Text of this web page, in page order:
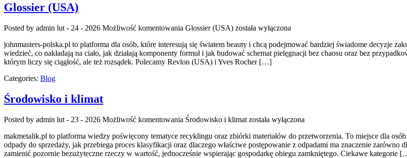
Glossier (USA)
Posted by admin lut - 24 - 2026 Możliwość komentowania Glossier (USA) została wyłączona
johnmasters-polska.pl to platforma dla osób, które interesują się światem beauty i chcą podejmować bardziej świadome decyzje
wiedzieć, co nakładają na ciało, jak działają komponenty formuł i jak budować schemat pielęgnacji bez chaosu oraz bez
którym liczy się ciągłość, ale też rozsądek. Polecamy Revlon (USA) i Yves Rocher […]
Categories: Blog
Środowisko i klimat
Posted by admin lut - 23 - 2026 Możliwość komentowania Środowisko i klimat została wyłączona
makmetalik.pl to platforma wiedzy poświęcony tematyce recyklingu oraz zbiórki materiałów do przetworzenia. To miejsce dla
odpady do sprzedaży, jak przebiega proces klasyfikacji oraz dlaczego właściwe postępowanie z odpadami ma znaczenie
zamienić pozornie bezużyteczne rzeczy w wartość, jednocześnie wspierając gospodarkę obiegu zamkniętego. Ciekawe kategorie